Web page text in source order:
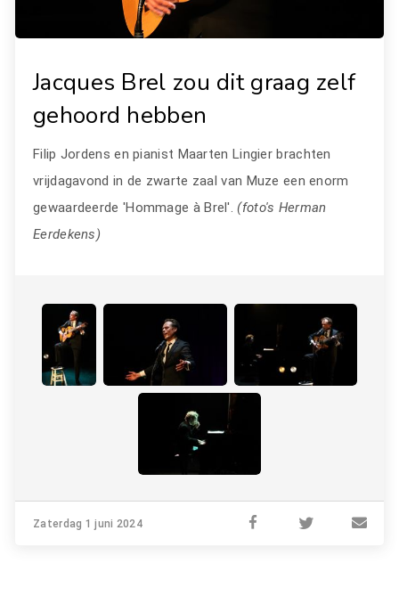
Jacques Brel zou dit graag zelf
gehoord hebben
Filip Jordens en pianist Maarten Lingier brachten
vrijdagavond in de zwarte zaal van Muze een enorm
gewaardeerde 'Hommage à Brel'.(foto's Herman
Eerdekens)
Zaterdag 1 juni 2024